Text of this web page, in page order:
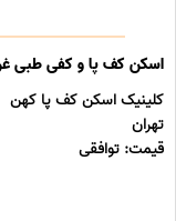
اسکن کف پا و کفی طبی
کلینیک اسکن کف پا کهن
تهران
قیمت: توافقی